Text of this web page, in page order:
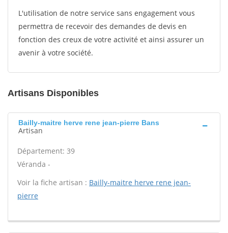
L'utilisation de notre service sans engagement vous
permettra de recevoir des demandes de devis en
fonction des creux de votre activité et ainsi assurer un
avenir à votre société.
Artisans Disponibles
Bailly-maitre herve rene jean-pierre Bans
Artisan
Département: 39
Véranda -
Voir la fiche artisan : Bailly-maitre herve rene jean-
pierre